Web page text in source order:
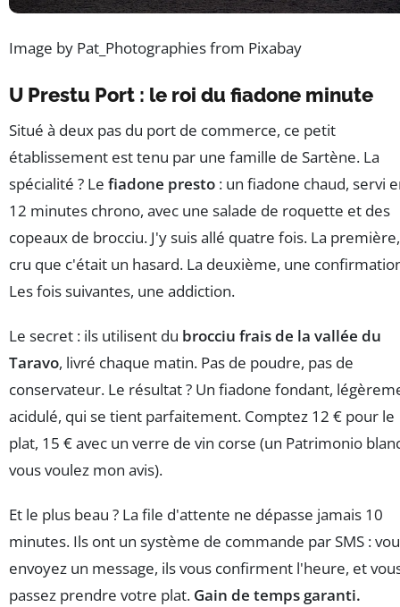
Image by Pat_Photographies from Pixabay
U Prestu Port : le roi du fiadone minute
Situé à deux pas du port de commerce, ce petit
établissement est tenu par une famille de Sartène. La
spécialité ? Le fiadone presto : un fiadone chaud, servi
12 minutes chrono, avec une salade de roquette et des
copeaux de brocciu. J'y suis allé quatre fois. La
cru que c'était un hasard. La deuxième, une
Les fois suivantes, une addiction.
Le secret : ils utilisent du brocciu frais de la vallée du
Taravo, livré chaque matin. Pas de poudre, pas de
conservateur. Le résultat ? Un fiadone fondant,
acidulé, qui se tient parfaitement. Comptez 12 € pour le
plat, 15 € avec un verre de vin corse (un Patrimonio
vous voulez mon avis).
Et le plus beau ? La file d'attente ne dépasse jamais 10
minutes. Ils ont un système de commande par SMS :
envoyez un message, ils vous confirment l'heure, et
passez prendre votre plat. Gain de temps garanti.